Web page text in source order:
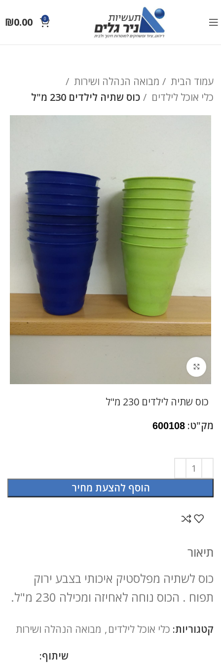
0
₪0.00
עמוד הבית
מבואה הנהלה ושירות
כלי אוכל לילדים
כוס שתיה לילדים 230 מ"ל
כוס שתיה לילדים 230 מ"ל
מק"ט: 600108
הוסף להצעת מחיר
תיאור
כוס לשתיה מפלסטיק איכותי בצבע ירוק
תפוח . הכוס נוחה לאחיזה ומכילה 230 מ"ל.
קטגוריות: כלי אוכל לילדים, מבואה הנהלה ושירות
שיתוף: